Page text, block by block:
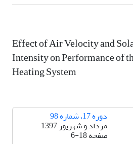
Effect of Air Velocity and
Intensity on Performance of
Heating System
دوره 17، شماره 98
مرداد و شهریور 1397
صفحه6-18